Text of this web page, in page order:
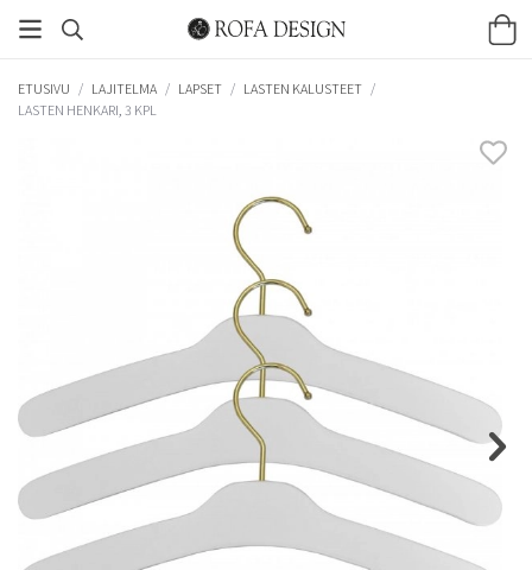
ETUSIVU / LAJITELMA / LAPSET / LASTEN KALUSTEET /
LASTEN HENKARI, 3 KPL